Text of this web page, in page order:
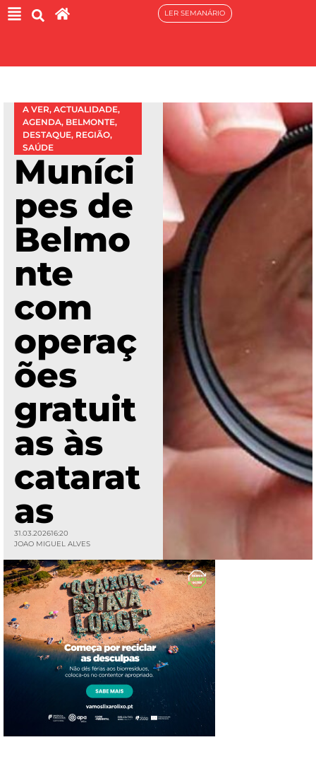
LER SEMANÁRIO
A VER, ACTUALIDADE,
AGENDA, BELMONTE,
DESTAQUE, REGIÃO,
SAÚDE
Muníci
pes de
Belmo
nte
com
operaç
ões
gratuit
as às
catarat
as
31.03.202616:20
JOAO MIGUEL ALVES